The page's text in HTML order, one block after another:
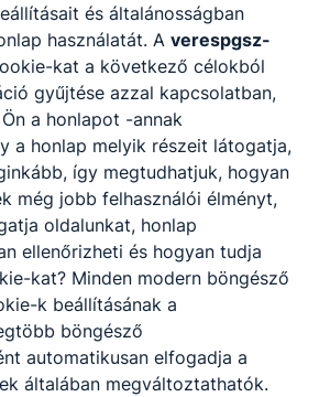
és általánosságban
használatát. A verespgsz-
kat a következő célokból
gyűjtése azzal kapcsolatban,
a honlapot -annak
a honlap melyik részeit látogatja,
így megtudhatjuk, hogyan
még jobb felhasználói élményt,
oldalunkat, honlap
ellenőrizheti és hogyan tudja
kat? Minden modern böngésző
k beállításának a
böngésző
automatikusan elfogadja a
általában megváltoztathatók.